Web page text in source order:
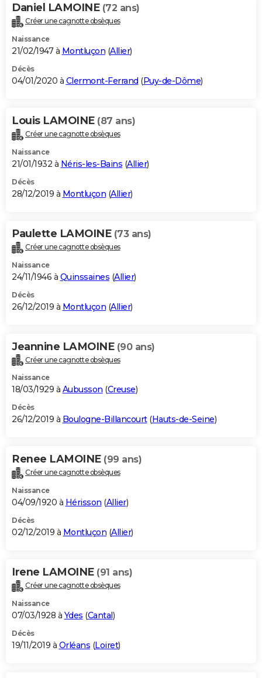
Daniel LAMOINE (72 ans)
Créer une cagnotte obsèques
Naissance
21/02/1947 à Montluçon (Allier)
Décès
04/01/2020 à Clermont-Ferrand (Puy-de-Dôme)
Louis LAMOINE (87 ans)
Créer une cagnotte obsèques
Naissance
21/01/1932 à Néris-les-Bains (Allier)
Décès
28/12/2019 à Montluçon (Allier)
Paulette LAMOINE (73 ans)
Créer une cagnotte obsèques
Naissance
24/11/1946 à Quinssaines (Allier)
Décès
26/12/2019 à Montluçon (Allier)
Jeannine LAMOINE (90 ans)
Créer une cagnotte obsèques
Naissance
18/03/1929 à Aubusson (Creuse)
Décès
26/12/2019 à Boulogne-Billancourt(Hauts-de-Seine)
Renee LAMOINE (99 ans)
Créer une cagnotte obsèques
Naissance
04/09/1920 à Hérisson (Allier)
Décès
02/12/2019 à Montluçon (Allier)
Irene LAMOINE (91 ans)
Créer une cagnotte obsèques
Naissance
07/03/1928 à Ydes (Cantal)
Décès
19/11/2019 à Orléans (Loiret)